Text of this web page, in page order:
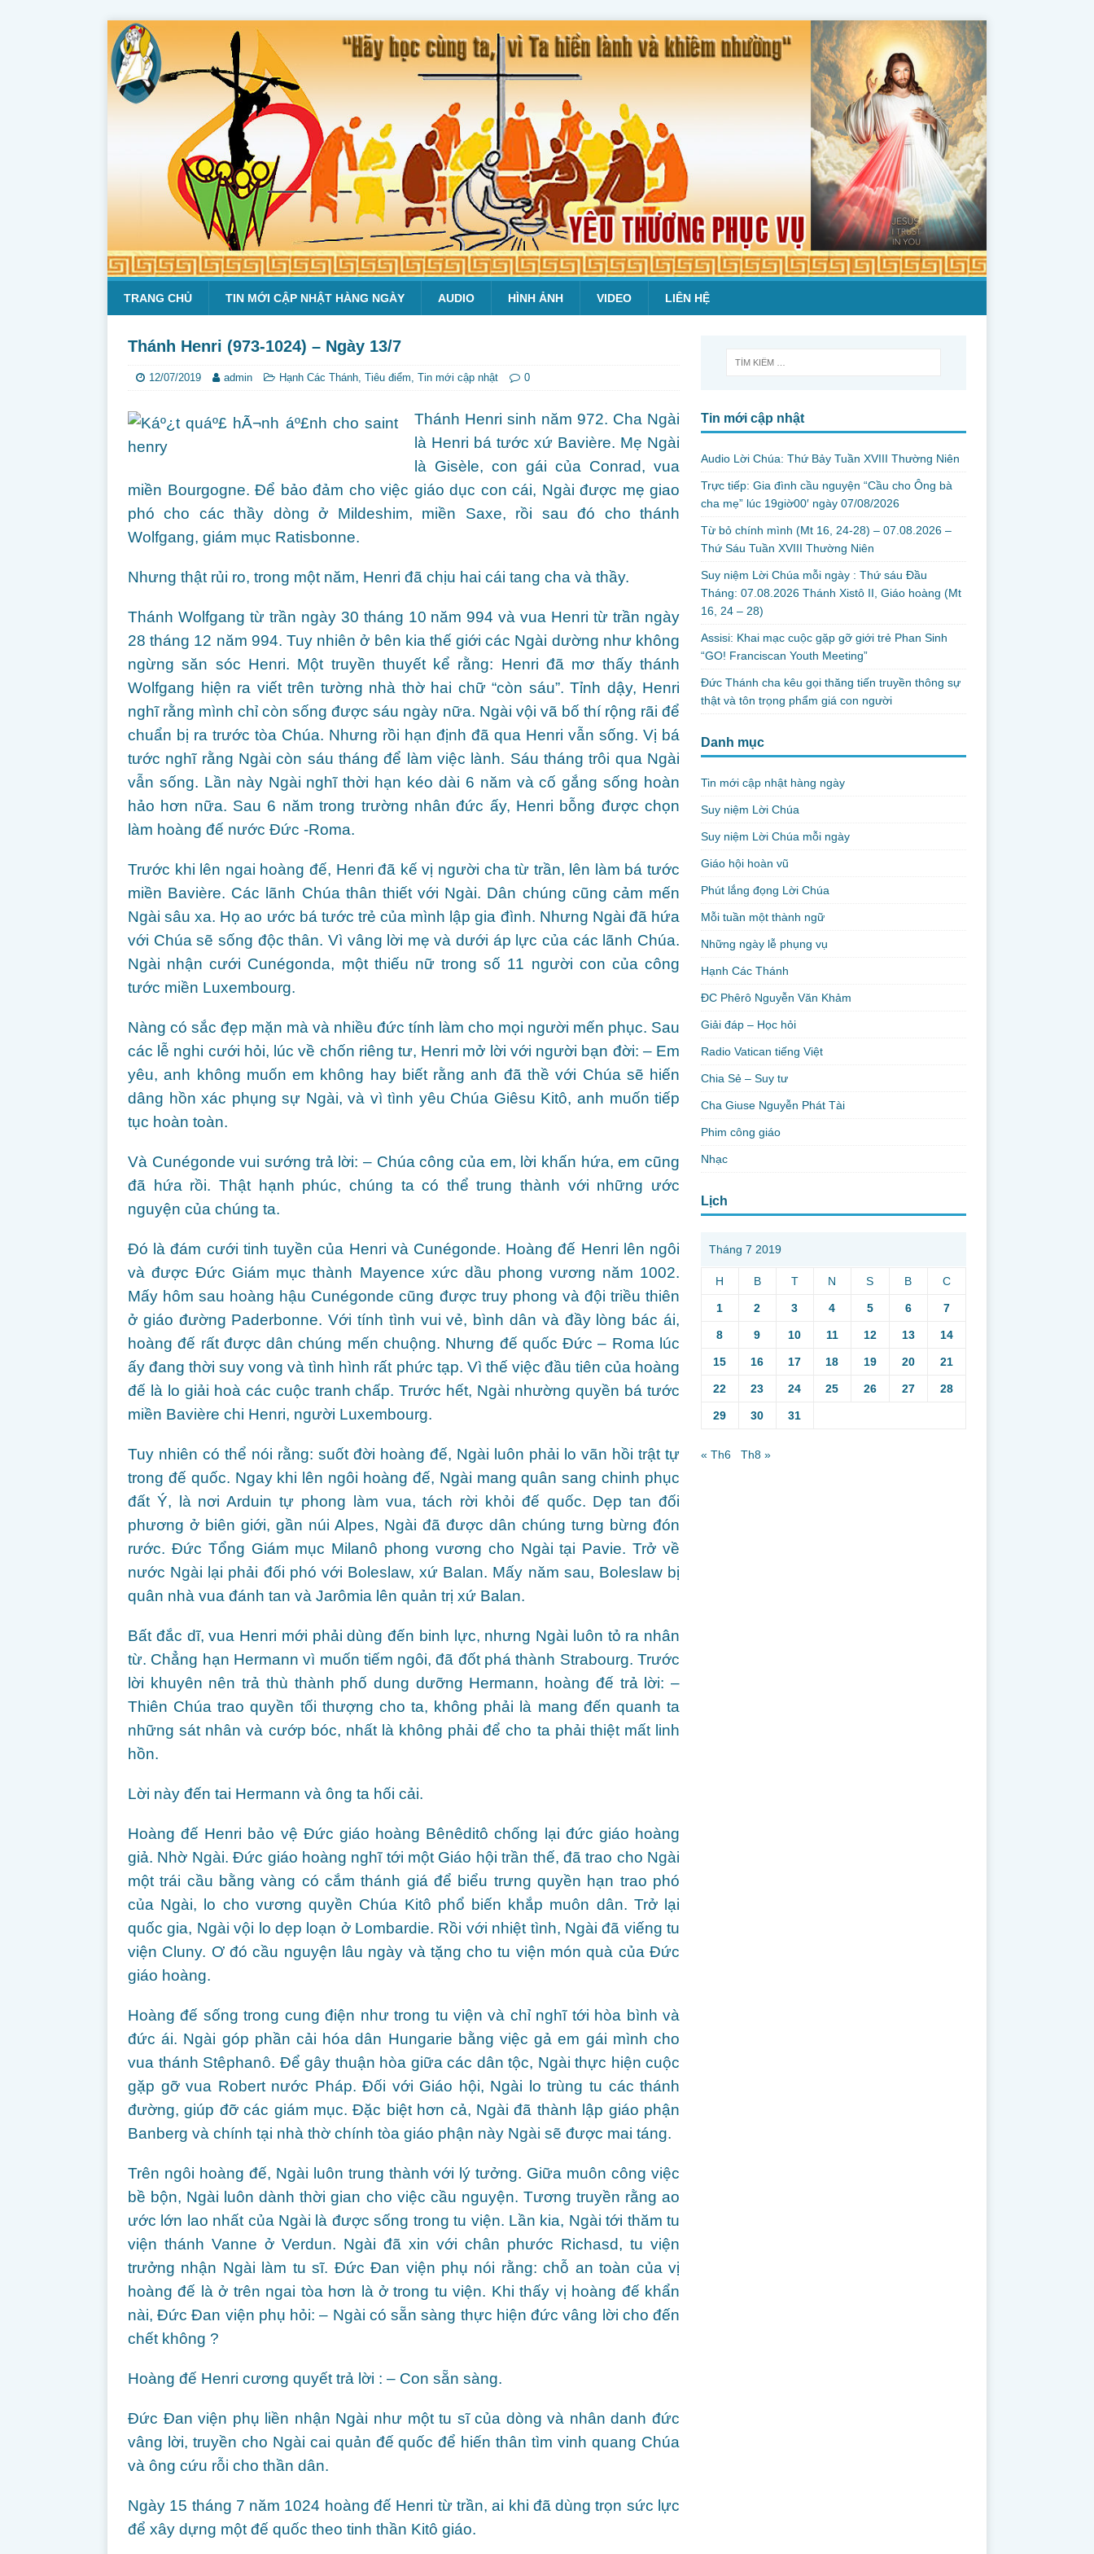
TRANG CHỦ TIN MỚI CẬP NHẬT HÀNG NGÀY AUDIO HÌNH ẢNH VIDEO LIÊN HỆ
Thánh Henri (973-1024) – Ngày 13/7
12/07/2019 admin Hạnh Các Thánh, Tiêu điểm, Tin mới cập nhật 0
Thánh Henri sinh năm 972. Cha Ngài
là Henri bá tước xứ Bavière. Mẹ Ngài
là Gisèle, con gái của Conrad, vua
miền Bourgogne. Để bảo đảm cho việc giáo dục con cái, Ngài được mẹ giao
phó cho các thầy dòng ở Mildeshim, miền Saxe, rồi sau đó cho thánh
Wolfgang, giám mục Ratisbonne.
Nhưng thật rủi ro, trong một năm, Henri đã chịu hai cái tang cha và thầy.
Thánh Wolfgang từ trần ngày 30 tháng 10 năm 994 và vua Henri từ trần ngày
28 tháng 12 năm 994. Tuy nhiên ở bên kia thế giới các Ngài dường như không
ngừng săn sóc Henri. Một truyền thuyết kể rằng: Henri đã mơ thấy thánh
Wolfgang hiện ra viết trên tường nhà thờ hai chữ “còn sáu”. Tỉnh dậy, Henri
nghĩ rằng mình chỉ còn sống được sáu ngày nữa. Ngài vội vã bố thí rộng rãi để
chuẩn bị ra trước tòa Chúa. Nhưng rồi hạn định đã qua Henri vẫn sống. Vị bá
tước nghĩ rằng Ngài còn sáu tháng để làm việc lành. Sáu tháng trôi qua Ngài
vẫn sống. Lần này Ngài nghĩ thời hạn kéo dài 6 năm và cố gắng sống hoàn
hảo hơn nữa. Sau 6 năm trong trường nhân đức ấy, Henri bỗng được chọn
làm hoàng đế nước Đức -Roma.
Trước khi lên ngai hoàng đế, Henri đã kế vị người cha từ trần, lên làm bá tước
miền Bavière. Các lãnh Chúa thân thiết với Ngài. Dân chúng cũng cảm mến
Ngài sâu xa. Họ ao ước bá tước trẻ của mình lập gia đình. Nhưng Ngài đã hứa
với Chúa sẽ sống độc thân. Vì vâng lời mẹ và dưới áp lực của các lãnh Chúa.
Ngài nhận cưới Cunégonda, một thiếu nữ trong số 11 người con của công
tước miền Luxembourg.
Nàng có sắc đẹp mặn mà và nhiều đức tính làm cho mọi người mến phục. Sau
các lễ nghi cưới hỏi, lúc về chốn riêng tư, Henri mở lời với người bạn đời: – Em
yêu, anh không muốn em không hay biết rằng anh đã thề với Chúa sẽ hiến
dâng hồn xác phụng sự Ngài, và vì tình yêu Chúa Giêsu Kitô, anh muốn tiếp
tục hoàn toàn.
Và Cunégonde vui sướng trả lời: – Chúa công của em, lời khấn hứa, em cũng
đã hứa rồi. Thật hạnh phúc, chúng ta có thể trung thành với những ước
nguyện của chúng ta.
Đó là đám cưới tinh tuyền của Henri và Cunégonde. Hoàng đế Henri lên ngôi
và được Đức Giám mục thành Mayence xức dầu phong vương năm 1002.
Mấy hôm sau hoàng hậu Cunégonde cũng được truy phong và đội triều thiên
ở giáo đường Paderbonne. Với tính tình vui vẻ, bình dân và đầy lòng bác ái,
hoàng đế rất được dân chúng mến chuộng. Nhưng đế quốc Đức – Roma lúc
ấy đang thời suy vong và tình hình rất phức tạp. Vì thế việc đầu tiên của hoàng
đế là lo giải hoà các cuộc tranh chấp. Trước hết, Ngài nhường quyền bá tước
miền Bavière chi Henri, người Luxembourg.
Tuy nhiên có thể nói rằng: suốt đời hoàng đế, Ngài luôn phải lo vãn hồi trật tự
trong đế quốc. Ngay khi lên ngôi hoàng đế, Ngài mang quân sang chinh phục
đất Ý, là nơi Arduin tự phong làm vua, tách rời khỏi đế quốc. Dẹp tan đối
phương ở biên giới, gần núi Alpes, Ngài đã được dân chúng tưng bừng đón
rước. Đức Tổng Giám mục Milanô phong vương cho Ngài tại Pavie. Trở về
nước Ngài lại phải đối phó với Boleslaw, xứ Balan. Mấy năm sau, Boleslaw bị
quân nhà vua đánh tan và Jarômia lên quản trị xứ Balan.
Bất đắc dĩ, vua Henri mới phải dùng đến binh lực, nhưng Ngài luôn tỏ ra nhân
từ. Chẳng hạn Hermann vì muốn tiếm ngôi, đã đốt phá thành Strabourg. Trước
lời khuyên nên trả thù thành phố dung dưỡng Hermann, hoàng đế trả lời: –
Thiên Chúa trao quyền tối thượng cho ta, không phải là mang đến quanh ta
những sát nhân và cướp bóc, nhất là không phải để cho ta phải thiệt mất linh
hồn.
Lời này đến tai Hermann và ông ta hối cải.
Hoàng đế Henri bảo vệ Đức giáo hoàng Bênêditô chống lại đức giáo hoàng
giả. Nhờ Ngài. Đức giáo hoàng nghĩ tới một Giáo hội trần thế, đã trao cho Ngài
một trái cầu bằng vàng có cắm thánh giá để biểu trưng quyền hạn trao phó
của Ngài, lo cho vương quyền Chúa Kitô phổ biến khắp muôn dân. Trở lại
quốc gia, Ngài vội lo dẹp loạn ở Lombardie. Rồi với nhiệt tình, Ngài đã viếng tu
viện Cluny. Ơ đó cầu nguyện lâu ngày và tặng cho tu viện món quà của Đức
giáo hoàng.
Hoàng đế sống trong cung điện như trong tu viện và chỉ nghĩ tới hòa bình và
đức ái. Ngài góp phần cải hóa dân Hungarie bằng việc gả em gái mình cho
vua thánh Stêphanô. Để gây thuận hòa giữa các dân tộc, Ngài thực hiện cuộc
gặp gỡ vua Robert nước Pháp. Đối với Giáo hội, Ngài lo trùng tu các thánh
đường, giúp đỡ các giám mục. Đặc biệt hơn cả, Ngài đã thành lập giáo phận
Banberg và chính tại nhà thờ chính tòa giáo phận này Ngài sẽ được mai táng.
Trên ngôi hoàng đế, Ngài luôn trung thành với lý tưởng. Giữa muôn công việc
bề bộn, Ngài luôn dành thời gian cho việc cầu nguyện. Tương truyền rằng ao
ước lớn lao nhất của Ngài là được sống trong tu viện. Lần kia, Ngài tới thăm tu
viện thánh Vanne ở Verdun. Ngài đã xin với chân phước Richasd, tu viện
trưởng nhận Ngài làm tu sĩ. Đức Đan viện phụ nói rằng: chỗ an toàn của vị
hoàng đế là ở trên ngai tòa hơn là ở trong tu viện. Khi thấy vị hoàng đế khẩn
nài, Đức Đan viện phụ hỏi: – Ngài có sẵn sàng thực hiện đức vâng lời cho đến
chết không ?
Hoàng đế Henri cương quyết trả lời : – Con sẵn sàng.
Đức Đan viện phụ liền nhận Ngài như một tu sĩ của dòng và nhân danh đức
vâng lời, truyền cho Ngài cai quản đế quốc để hiến thân tìm vinh quang Chúa
và ông cứu rỗi cho thần dân.
Ngày 15 tháng 7 năm 1024 hoàng đế Henri từ trần, ai khi đã dùng trọn sức lực
để xây dựng một đế quốc theo tinh thần Kitô giáo.
Tin mới cập nhật
Audio Lời Chúa: Thứ Bảy Tuần XVIII Thường Niên
Trực tiếp: Gia đình cầu nguyện “Cầu cho Ông bà
cha mẹ” lúc 19giờ00′ ngày 07/08/2026
Từ bỏ chính mình (Mt 16, 24-28) – 07.08.2026 –
Thứ Sáu Tuần XVIII Thường Niên
Suy niệm Lời Chúa mỗi ngày : Thứ sáu Đầu
Tháng: 07.08.2026 Thánh Xistô II, Giáo hoàng (Mt
16, 24 – 28)
Assisi: Khai mạc cuộc gặp gỡ giới trẻ Phan Sinh
“GO! Franciscan Youth Meeting”
Đức Thánh cha kêu gọi thăng tiến truyền thông sự
thật và tôn trọng phẩm giá con người
Danh mục
Tin mới cập nhật hàng ngày
Suy niệm Lời Chúa
Suy niệm Lời Chúa mỗi ngày
Giáo hội hoàn vũ
Phút lắng đọng Lời Chúa
Mỗi tuần một thành ngữ
Những ngày lễ phụng vụ
Hạnh Các Thánh
ĐC Phêrô Nguyễn Văn Khảm
Giải đáp – Học hỏi
Radio Vatican tiếng Việt
Chia Sẻ – Suy tư
Cha Giuse Nguyễn Phát Tài
Phim công giáo
Nhạc
Lịch
Tháng 7 2019
H B T N S B C
1 2 3 4 5 6 7
8 9 10 11 12 13 14
15 16 17 18 19 20 21
22 23 24 25 26 27 28
29 30 31
« Th6 Th8 »